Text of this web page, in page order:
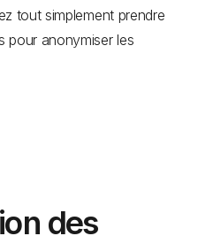
tout simplement prendre
pour anonymiser les
des